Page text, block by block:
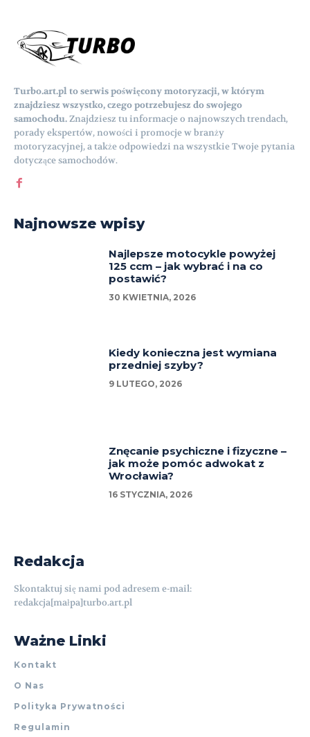
Turbo.art.pl to serwis poświęcony motoryzacji, w którym
znajdziesz wszystko, czego potrzebujesz do swojego
samochodu.Znajdziesz tu informacje o najnowszych trendach,
porady ekspertów, nowości i promocje w branży
motoryzacyjnej, a także odpowiedzi na wszystkie Twoje pytania
dotyczące samochodów.
Najnowsze wpisy
Najlepsze motocykle powyżej
125 ccm – jak wybrać i na co
postawić?
30 KWIETNIA, 2026
Kiedy konieczna jest wymiana
przedniej szyby?
9 LUTEGO, 2026
Znęcanie psychiczne i fizyczne –
jak może pomóc adwokat z
Wrocławia?
16 STYCZNIA, 2026
Redakcja
Skontaktuj się nami pod adresem e-mail:
redakcja[małpa]turbo.art.pl
Ważne Linki
Kontakt
O Nas
Polityka Prywatności
Regulamin